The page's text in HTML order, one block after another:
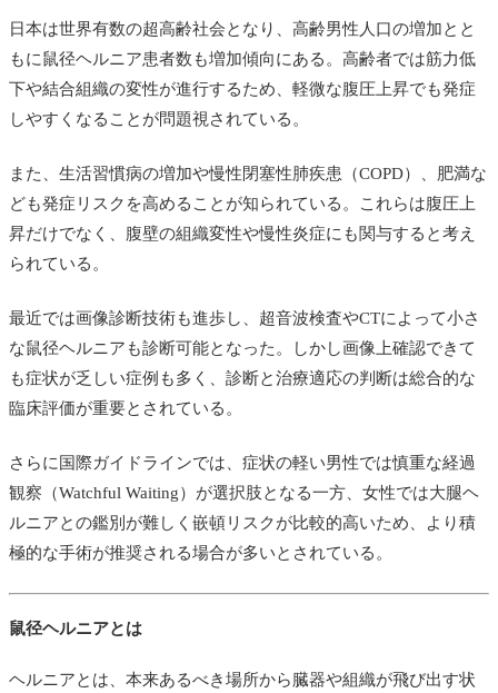
日本は世界有数の超高齢社会となり、高齢男性人口の増加とと
もに鼠径ヘルニア患者数も増加傾向にある。高齢者では筋力低
下や結合組織の変性が進行するため、軽微な腹圧上昇でも発症
しやすくなることが問題視されている。
また、生活習慣病の増加や慢性閉塞性肺疾患（COPD）、肥満な
ども発症リスクを高めることが知られている。これらは腹圧上
昇だけでなく、腹壁の組織変性や慢性炎症にも関与すると考え
られている。
最近では画像診断技術も進歩し、超音波検査やCTによって小さ
な鼠径ヘルニアも診断可能となった。しかし画像上確認できて
も症状が乏しい症例も多く、診断と治療適応の判断は総合的な
臨床評価が重要とされている。
さらに国際ガイドラインでは、症状の軽い男性では慎重な経過
観察（Watchful Waiting）が選択肢となる一方、女性では大腿ヘ
ルニアとの鑑別が難しく嵌頓リスクが比較的高いため、より積
極的な手術が推奨される場合が多いとされている。
鼠径ヘルニアとは
ヘルニアとは、本来あるべき場所から臓器や組織が飛び出す状